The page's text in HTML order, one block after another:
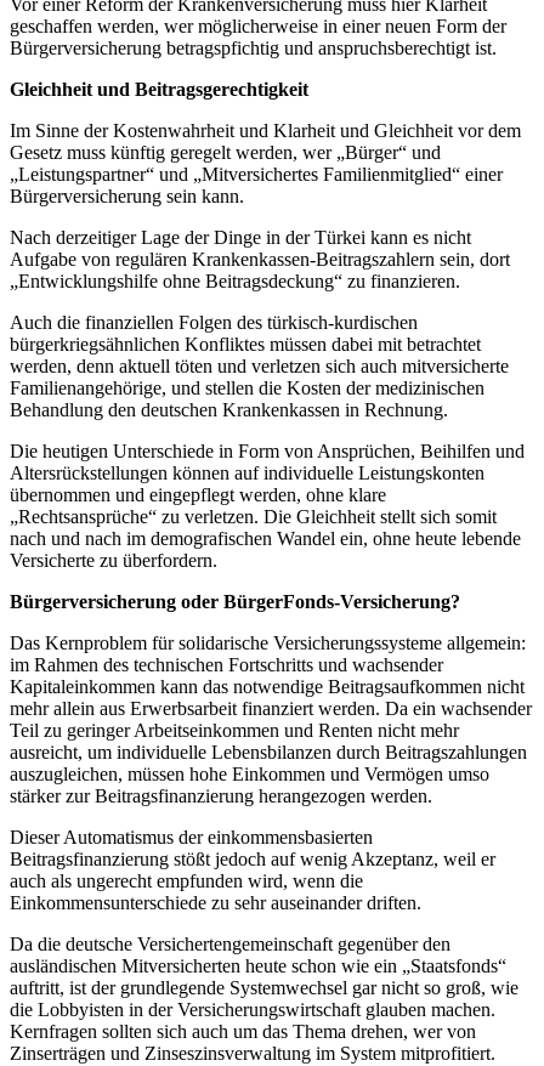
Vor einer Reform der Krankenversicherung muss hier Klarheit
geschaffen werden, wer möglicherweise in einer neuen Form der
Bürgerversicherung betragspfichtig und anspruchsberechtigt ist.
Gleichheit und Beitragsgerechtigkeit
Im Sinne der Kostenwahrheit und Klarheit und Gleichheit vor dem
Gesetz muss künftig geregelt werden, wer „Bürger“ und
„Leistungspartner“ und „Mitversichertes Familienmitglied“ einer
Bürgerversicherung sein kann.
Nach derzeitiger Lage der Dinge in der Türkei kann es nicht
Aufgabe von regulären Krankenkassen-Beitragszahlern sein, dort
„Entwicklungshilfe ohne Beitragsdeckung“ zu finanzieren.
Auch die finanziellen Folgen des türkisch-kurdischen
bürgerkriegsähnlichen Konfliktes müssen dabei mit betrachtet
werden, denn aktuell töten und verletzen sich auch mitversicherte
Familienangehörige, und stellen die Kosten der medizinischen
Behandlung den deutschen Krankenkassen in Rechnung.
Die heutigen Unterschiede in Form von Ansprüchen, Beihilfen und
Altersrückstellungen können auf individuelle Leistungskonten
übernommen und eingepflegt werden, ohne klare
„Rechtsansprüche“ zu verletzen. Die Gleichheit stellt sich somit
nach und nach im demografischen Wandel ein, ohne heute lebende
Versicherte zu überfordern.
Bürgerversicherung oder BürgerFonds-Versicherung?
Das Kernproblem für solidarische Versicherungssysteme allgemein:
im Rahmen des technischen Fortschritts und wachsender
Kapitaleinkommen kann das notwendige Beitragsaufkommen nicht
mehr allein aus Erwerbsarbeit finanziert werden. Da ein wachsender
Teil zu geringer Arbeitseinkommen und Renten nicht mehr
ausreicht, um individuelle Lebensbilanzen durch Beitragszahlungen
auszugleichen, müssen hohe Einkommen und Vermögen umso
stärker zur Beitragsfinanzierung herangezogen werden.
Dieser Automatismus der einkommensbasierten
Beitragsfinanzierung stößt jedoch auf wenig Akzeptanz, weil er
auch als ungerecht empfunden wird, wenn die
Einkommensunterschiede zu sehr auseinander driften.
Da die deutsche Versichertengemeinschaft gegenüber den
ausländischen Mitversicherten heute schon wie ein „Staatsfonds“
auftritt, ist der grundlegende Systemwechsel gar nicht so groß, wie
die Lobbyisten in der Versicherungswirtschaft glauben machen.
Kernfragen sollten sich auch um das Thema drehen, wer von
Zinserträgen und Zinseszinsverwaltung im System mitprofitiert.